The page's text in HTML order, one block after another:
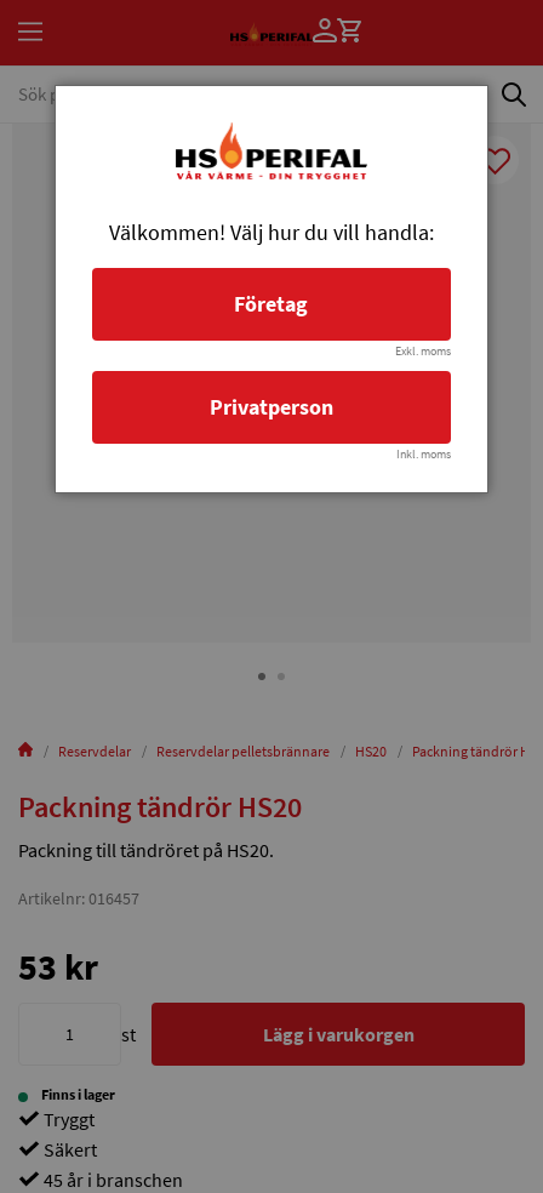
Reservdelar Reservdelar pelletsbrännare HS20 Packning tändrör
Packning tändrör HS20
Packning till tändröret på HS20.
Artikelnr: 016457
53 kr
st Lägg i varukorgen
Finns i lager
Tryggt
Säkert
45 år i branschen
Välkommen! Välj hur du vill handla:
Företag
Exkl. moms
Privatperson
Inkl. moms